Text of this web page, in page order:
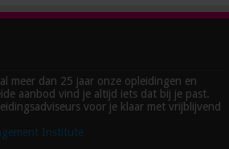
meer dan 25 jaar onze opleidingen en
aanbod vind je altijd iets dat bij je past.
voor je klaar met vrijblijvend
Institute